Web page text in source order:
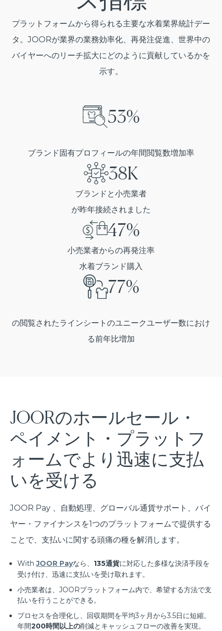
プラットフォームから得られる主要な水着業界統計デー
タ。JOORが業界の業務効率化、再発注促進、世界中の
バイヤーへのリーチ拡大にどのように貢献しているかを
示す。
53%
ブランド固有プロフィールの年間閲覧数増加率
38K
ブランドと小売業者
が昨年接続されました
47%
小売業者からの再発注率
水着ブランド購入
77%
の閲覧されたラインシートのユニークユーザー数におけ
る前年比増加
JOORのホールセール・
ペイメント・プラットフ
ォームでより迅速に支払
いを受ける
JOOR Pay 、自動処理、グローバル通貨サポート、バイ
ヤー・ファイナンスを1つのプラットフォームで提供する
ことで、支払いに関する頭痛の種を解消します。
WithJOOR Payなら、 135通貨に対応した多様な決済手段を
受け付け、迅速に支払いを受け取れます。
小売業者は、JOORプラットフォーム内で、希望する方法で支
払いを行うことができる。
プロセスを合理化し、回収期間を平均3ヶ月から3.5日に短縮。
年間200時間以上の削減とキャッシュフローの改善を実現。